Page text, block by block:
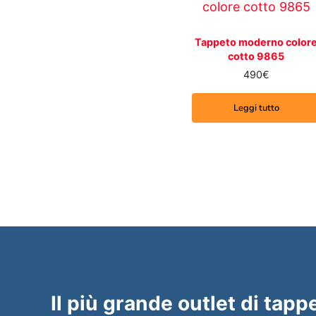
Tappeto moderno colore
cotto 9865
490€
Leggi tutto
Il più grande outlet di